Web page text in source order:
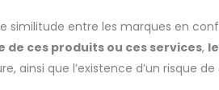
entre les marques en
de ces produits ou ces services,
que l’existence d’un risque